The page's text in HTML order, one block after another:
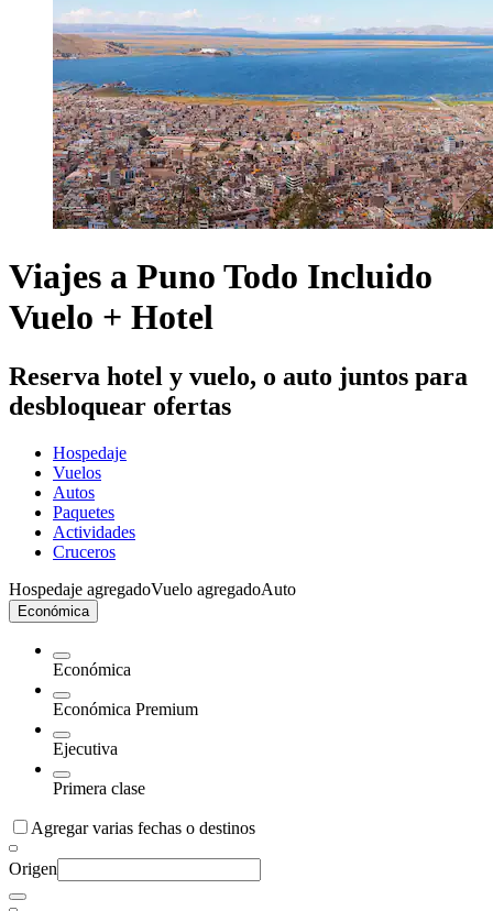
Viajes a Puno Todo Incluido
Vuelo + Hotel
Reserva hotel y vuelo, o auto juntos para
desbloquear ofertas
Hospedaje
Vuelos
Autos
Paquetes
Actividades
Cruceros
Hospedaje agregadoVuelo agregadoAuto
Económica
Económica
Económica Premium
Ejecutiva
Primera clase
Agregar varias fechas o destinos
Origen